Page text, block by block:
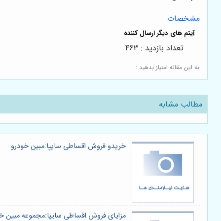
مشخصات
به این مقاله امتیاز بدهید :
تعداد بازدید : 463
مطالب مشابه
خریدو فروش اقساطی سایپا:مبین خودرو
مزایای فروش اقساطی سایپا:مجموعه مبین